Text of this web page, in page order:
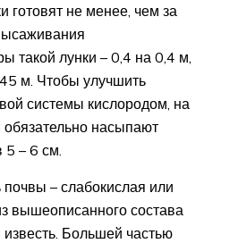
готовят не менее, чем за
такой лунки – 0,4 на 0,4 м,
м. Чтобы улучшить
системы кислородом, на
обязательно насыпают
5 – 6 см.
почвы – слабокислая или
вышеописанного состава
Большей частью